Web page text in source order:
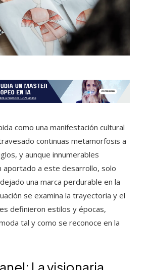
como una manifestación cultural
continuas metamorfosis a
y aunque innumerables
aportado a este desarrollo, solo
una marca perdurable en la
se examina la trayectoria y el
definieron estilos y épocas,
tal y como se reconoce en la
La visionaria